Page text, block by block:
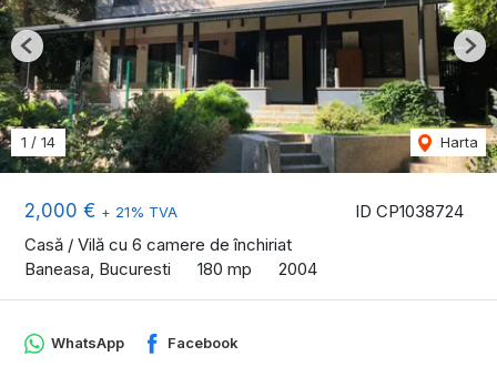
ID CP1038724
2,000 € + 21% TVA
Casă / Vilă cu 6 camere de închiriat
Baneasa, Bucuresti
180 mp 2004
1 / 14 Harta
Previous
WhatsApp Facebook